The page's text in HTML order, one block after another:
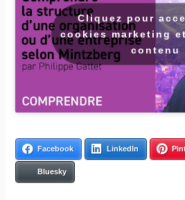
Cliquez pour
cookies marketing
contenu
Facebook LinkedIn
Bluesky